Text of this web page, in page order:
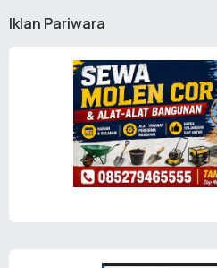
Iklan Pariwara